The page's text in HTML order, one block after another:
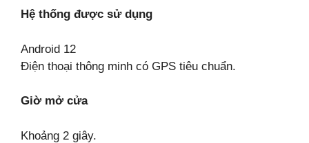
Hệ thống được sử dụng
Android 12
Điện thoại thông minh có GPS tiêu chuẩn.
Giờ mở cửa
Khoảng 2 giây.